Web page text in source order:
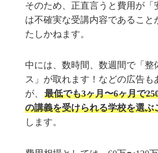
そのため、正直言うと費用が「
は不確実な受講内容であること
たしかねます。
中には、数時間、数週間で「整
ス」が取れます！などの広告も
が、 最低でも3ヶ月〜6ヶ月で
の講義を受けられる学校を選ぶ
します。